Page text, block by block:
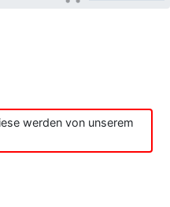
werden von unserem